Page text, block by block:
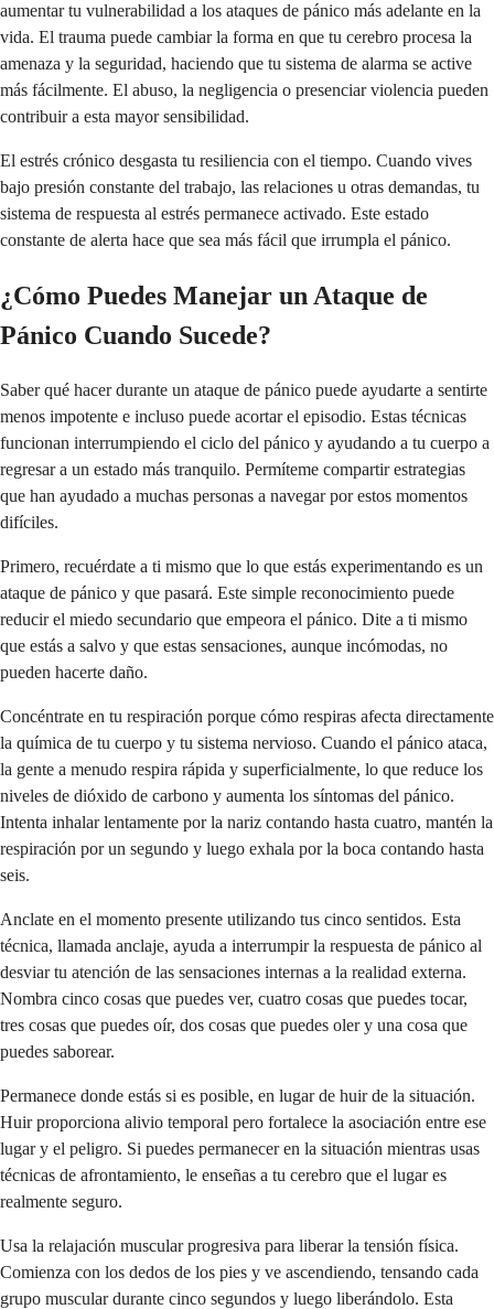
aumentar tu vulnerabilidad a los ataques de pánico más adelante en la
vida. El trauma puede cambiar la forma en que tu cerebro procesa la
amenaza y la seguridad, haciendo que tu sistema de alarma se active
más fácilmente. El abuso, la negligencia o presenciar violencia pueden
contribuir a esta mayor sensibilidad.
El estrés crónico desgasta tu resiliencia con el tiempo. Cuando vives
bajo presión constante del trabajo, las relaciones u otras demandas, tu
sistema de respuesta al estrés permanece activado. Este estado
constante de alerta hace que sea más fácil que irrumpla el pánico.
¿Cómo Puedes Manejar un Ataque de
Pánico Cuando Sucede?
Saber qué hacer durante un ataque de pánico puede ayudarte a sentirte
menos impotente e incluso puede acortar el episodio. Estas técnicas
funcionan interrumpiendo el ciclo del pánico y ayudando a tu cuerpo a
regresar a un estado más tranquilo. Permíteme compartir estrategias
que han ayudado a muchas personas a navegar por estos momentos
difíciles.
Primero, recuérdate a ti mismo que lo que estás experimentando es un
ataque de pánico y que pasará. Este simple reconocimiento puede
reducir el miedo secundario que empeora el pánico. Dite a ti mismo
que estás a salvo y que estas sensaciones, aunque incómodas, no
pueden hacerte daño.
Concéntrate en tu respiración porque cómo respiras afecta directamente
la química de tu cuerpo y tu sistema nervioso. Cuando el pánico ataca,
la gente a menudo respira rápida y superficialmente, lo que reduce los
niveles de dióxido de carbono y aumenta los síntomas del pánico.
Intenta inhalar lentamente por la nariz contando hasta cuatro, mantén la
respiración por un segundo y luego exhala por la boca contando hasta
seis.
Anclate en el momento presente utilizando tus cinco sentidos. Esta
técnica, llamada anclaje, ayuda a interrumpir la respuesta de pánico al
desviar tu atención de las sensaciones internas a la realidad externa.
Nombra cinco cosas que puedes ver, cuatro cosas que puedes tocar,
tres cosas que puedes oír, dos cosas que puedes oler y una cosa que
puedes saborear.
Permanece donde estás si es posible, en lugar de huir de la situación.
Huir proporciona alivio temporal pero fortalece la asociación entre ese
lugar y el peligro. Si puedes permanecer en la situación mientras usas
técnicas de afrontamiento, le enseñas a tu cerebro que el lugar es
realmente seguro.
Usa la relajación muscular progresiva para liberar la tensión física.
Comienza con los dedos de los pies y ve ascendiendo, tensando cada
grupo muscular durante cinco segundos y luego liberándolo. Esta